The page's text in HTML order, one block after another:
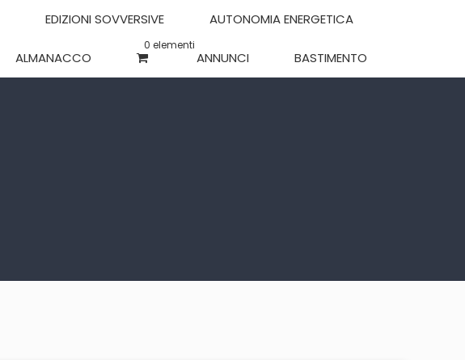
EDIZIONI SOVVERSIVE AUTONOMIA ENERGETICA
ALMANACCO
0 elementi
ANNUNCI BASTIMENTO